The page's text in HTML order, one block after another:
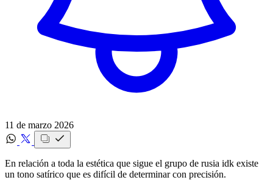
11 de marzo 2026
En relación a toda la estética que sigue el grupo de rusia idk existe
un tono satírico que es difícil de determinar con precisión.